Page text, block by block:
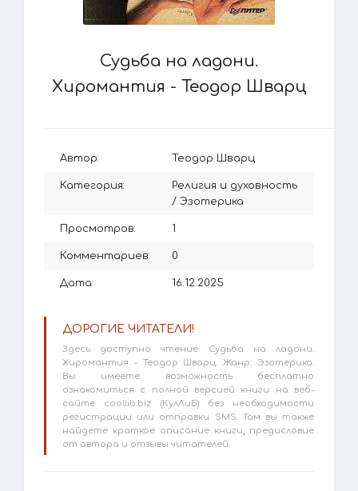
Судьба на ладони.
Хиромантия - Теодор Шварц
Автор: Теодор Шварц
Категория:
Религия и духовность
/ Эзотерика
Просмотров: 1
Комментариев: 0
Дата: 16.12.2025
ДОРОГИЕ ЧИТАТЕЛИ!
Здесь доступно чтение Судьба на ладони.
Хиромантия - Теодор Шварц. Жанр: Эзотерика.
Вы имеете возможность бесплатно
ознакомиться с полной версией книги на веб-
сайте coollib.biz (КулЛиБ) без необходимости
регистрации или отправки SMS. Там вы также
найдете краткое описание книги, предисловие
от автора и отзывы читателей.